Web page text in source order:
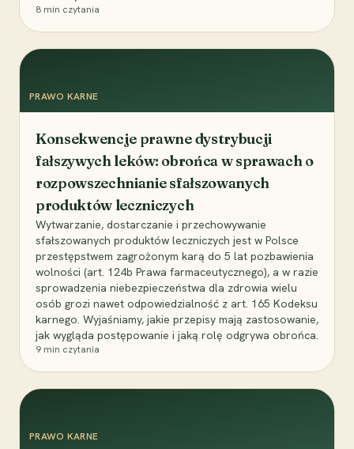
8 min czytania
PRAWO KARNE
Konsekwencje prawne dystrybucji
fałszywych leków: obrońca w sprawach o
rozpowszechnianie sfałszowanych
produktów leczniczych
Wytwarzanie, dostarczanie i przechowywanie
sfałszowanych produktów leczniczych jest w Polsce
przestępstwem zagrożonym karą do 5 lat pozbawienia
wolności (art. 124b Prawa farmaceutycznego), a w razie
sprowadzenia niebezpieczeństwa dla zdrowia wielu
osób grozi nawet odpowiedzialność z art. 165 Kodeksu
karnego. Wyjaśniamy, jakie przepisy mają zastosowanie,
jak wygląda postępowanie i jaką rolę odgrywa obrońca.
9 min czytania
PRAWO KARNE